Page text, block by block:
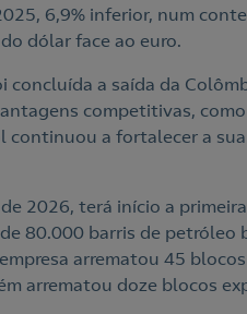
6,9% inferior, num
dólar face ao euro.
concluída a saída da
competitivas,
continuou a fortalecer a
2026, terá início a
80.000 barris de petróleo
arrematou 45
arrematou doze blocos